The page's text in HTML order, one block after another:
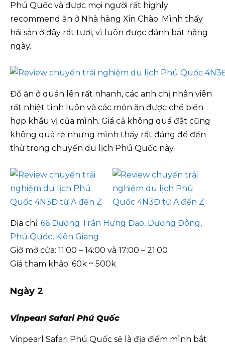
Phú Quốc và được mọi người rất highly
recommend ăn ở Nhà hàng Xin Chào. Mình thấy
hải sản ở đây rất tươi, vì luôn được đánh bắt hằng
ngày.
Đồ ăn ở quán lên rất nhanh, các anh chị nhân viên
rất nhiệt tình luôn và các món ăn được chế biến
hợp khẩu vị của mình. Giá cả không quá đắt cũng
không quá rẻ nhưng mình thấy rất đáng để đến
thử trong chuyến du lịch Phú Quốc này.
Địa chỉ: 66 Đường Trần Hưng Đạo, Dương Đông,
Phú Quốc, Kiên Giang
Giờ mở cửa: 11:00 – 14:00 và 17:00 – 21:00
Giá tham khảo: 60k ~ 500k
Ngày 2
Vinpearl Safari Phú Quốc
Vinpearl Safari Phú Quốc sẽ là địa điểm mình bắt